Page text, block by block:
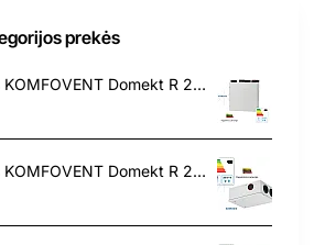
prekės
Rekuperatorius KOMFOVENT Domekt R 200 V C8 T – L/A F7/M5
Rekuperatorius KOMFOVENT Domekt R 250 F C6 L/A F7/M5